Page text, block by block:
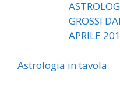
Astrologia in tavola